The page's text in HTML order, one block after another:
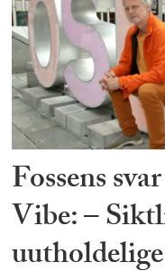
Fossens
Vibe: –